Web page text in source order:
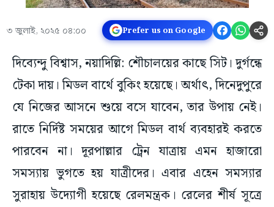
৩ জুলাই, ২০২৫ ০৪:০০ Prefer us on Google
দিব্যেন্দু বিশ্বাস, নয়াদিল্লি: শৌচালয়ের কাছে সিট। দুর্গন্ধে
টেকা দায়। মিডল বার্থে বুকিং হয়েছে। অর্থাৎ, দিনেদুপুরে
যে নিজের আসনে শুয়ে বসে যাবেন, তার উপায় নেই।
রাতে নির্দিষ্ট সময়ের আগে মিডল বার্থ ব্যবহারই করতে
পারবেন না। দূরপাল্লার ট্রেন যাত্রায় এমন হাজারো
সমস্যায় ভুগতে হয় যাত্রীদের। এবার এহেন সমস্যার
সুরাহায় উদ্যোগী হয়েছে রেলমন্ত্রক। রেলের শীর্ষ সূত্রে